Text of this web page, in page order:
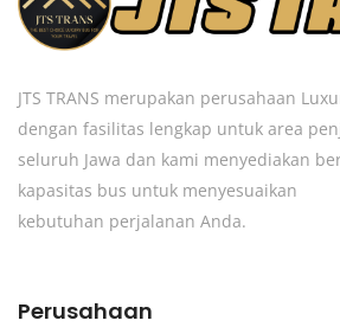
JTS TRANS merupakan perusahaan
dengan fasilitas lengkap untuk area
seluruh Jawa dan kami menyediakan
kapasitas bus untuk menyesuaikan
kebutuhan perjalanan Anda.
Perusahaan